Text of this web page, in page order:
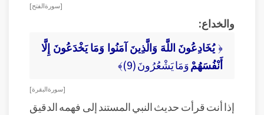
[ سورة الفتح ]
والخداع:
﴿يُخَادِعُونَ اللَّهَ وَالَّذِينَ آمَنُوا وَمَا يَخْدَعُونَ إِلَّا
أَنْفُسَهُمْوَمَا يَشْعُرُونَ (9)﴾
[ سورة البقرة ]
إذا أنت قرأت حديث النبي المستند إلى فهمه الدقيق